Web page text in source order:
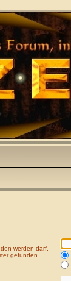
werden darf.
gefunden